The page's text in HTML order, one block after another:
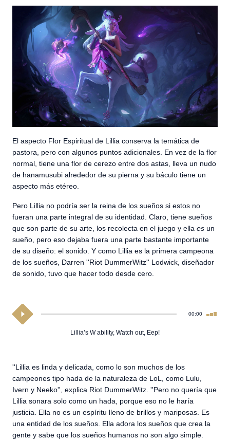
El aspecto Flor Espiritual de Lillia conserva la temática de
pastora, pero con algunos puntos adicionales. En vez de la flor
normal, tiene una flor de cerezo entre dos astas, lleva un nudo
de hanamusubi alrededor de su pierna y su báculo tiene un
aspecto más etéreo.
Pero Lillia no podría ser la reina de los sueños si estos no
fueran una parte integral de su identidad. Claro, tiene sueños
que son parte de su arte, los recolecta en el juego y ella es un
sueño, pero eso dejaba fuera una parte bastante importante
de su diseño: el sonido. Y como Lillia es la primera campeona
de los sueños, Darren ''Riot DummerWitz'' Lodwick, diseñador
de sonido, tuvo que hacer todo desde cero.
00:00
Lillia’s W ability, Watch out, Eep!
''Lillia es linda y delicada, como lo son muchos de los
campeones tipo hada de la naturaleza de LoL, como Lulu,
Ivern y Neeko'', explica Riot DummerWitz. ''Pero no quería que
Lillia sonara solo como un hada, porque eso no le haría
justicia. Ella no es un espíritu lleno de brillos y mariposas. Es
una entidad de los sueños. Ella adora los sueños que crea la
gente y sabe que los sueños humanos no son algo simple.